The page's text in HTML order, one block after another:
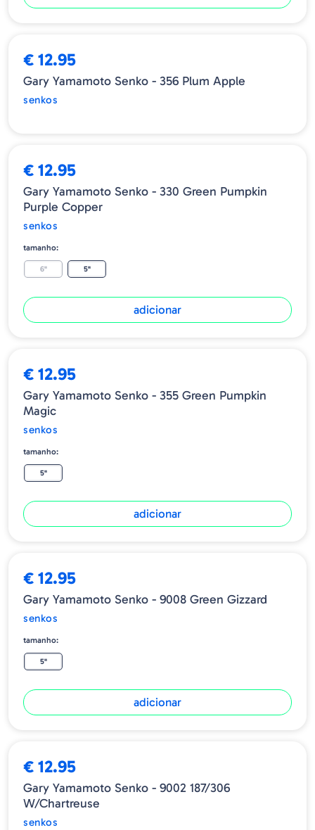
€ 12.95
Gary Yamamoto Senko - 356 Plum Apple
senkos
€ 12.95
Gary Yamamoto Senko - 330 Green Pumpkin
Purple Copper
senkos
tamanho:
6" 5"
adicionar
€ 12.95
Gary Yamamoto Senko - 355 Green Pumpkin
Magic
senkos
tamanho:
5"
adicionar
€ 12.95
Gary Yamamoto Senko - 9008 Green Gizzard
senkos
tamanho:
5"
adicionar
€ 12.95
Gary Yamamoto Senko - 9002 187/306
W/Chartreuse
senkos